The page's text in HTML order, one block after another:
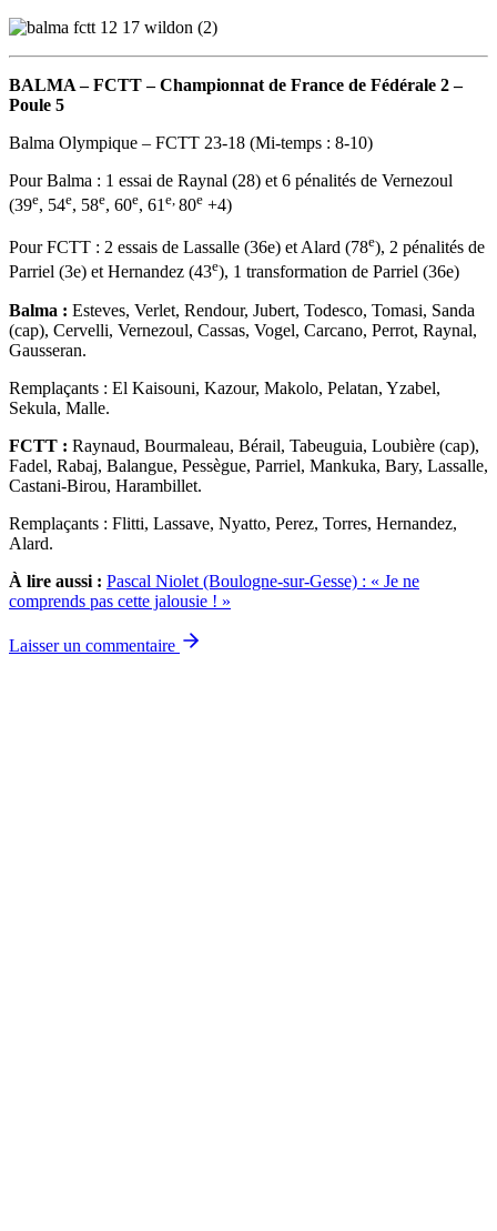
BALMA – FCTT –Championnat de France de Fédérale 2 –
Poule 5
Balma Olympique – FCTT 23-18 (Mi-temps : 8-10)
Pour Balma : 1 essai de Raynal (28) et 6 pénalités de Vernezoul
(39e, 54e, 58e, 60e, 61 e, 80e +4)
Pour FCTT : 2 essais de Lassalle (36e) et Alard (78e), 2 pénalités de
Parriel (3e) et Hernandez (43e), 1 transformation de Parriel (36e)
Balma : Esteves, Verlet, Rendour, Jubert, Todesco, Tomasi, Sanda
(cap), Cervelli, Vernezoul, Cassas, Vogel, Carcano, Perrot, Raynal,
Gausseran.
Remplaçants : El Kaisouni, Kazour, Makolo, Pelatan, Yzabel,
Sekula, Malle.
FCTT : Raynaud, Bourmaleau, Bérail, Tabeuguia, Loubière (cap),
Fadel, Rabaj, Balangue, Pessègue, Parriel, Mankuka, Bary, Lassalle,
Castani-Birou, Harambillet.
Remplaçants : Flitti, Lassave, Nyatto, Perez, Torres, Hernandez,
Alard.
À lire aussi : Pascal Niolet (Boulogne-sur-Gesse) : « Je ne
comprends pas cette jalousie ! »
Laisser un commentaire